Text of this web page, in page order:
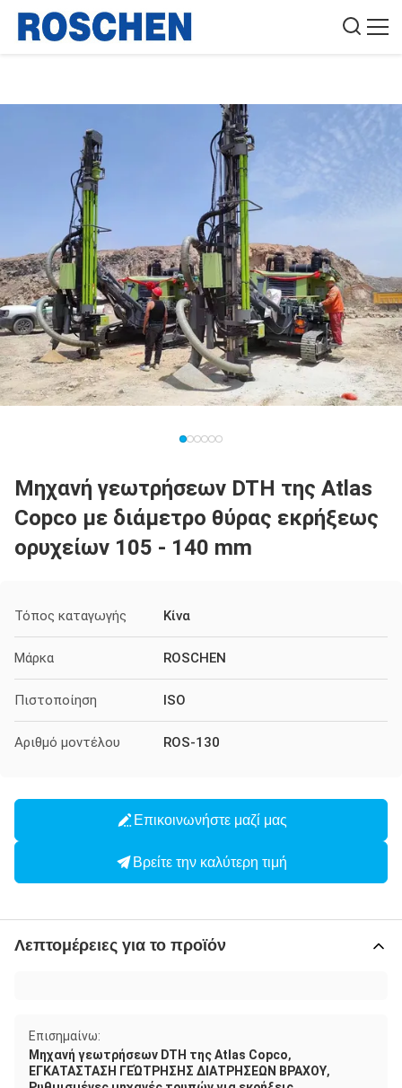
Μηχανή γεωτρήσεων DTH της Atlas
Copco με διάμετρο θύρας εκρήξεως
ορυχείων 105 - 140 mm
Τόπος καταγωγής Κίνα
Μάρκα ROSCHEN
Πιστοποίηση ISO
Αριθμό μοντέλου ROS-130
Επικοινωνήστε μαζί μας
Βρείτε την καλύτερη τιμή
Λεπτομέρειες για το προϊόν
Επισημαίνω:
Μηχανή γεωτρήσεων DTH της Atlas Copco,
ΕΓΚΑΤΑΣΤΑΣΗ ΓΕΏΤΡΗΣΗΣ ΔΙΑΤΡΗΣΕΩΝ ΒΡΑΧΟΥ,